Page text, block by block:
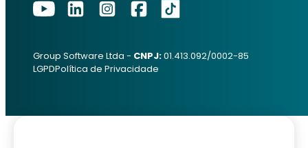
Group Software Ltda - CNPJ:01.413.092/0002-85
LGPDPolítica de Privacidade